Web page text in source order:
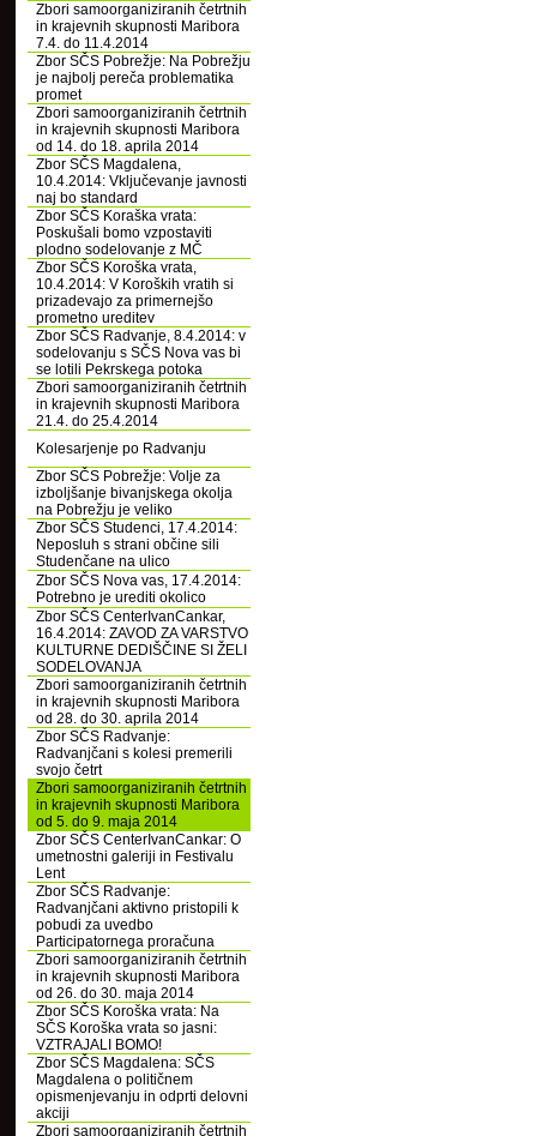
Zbori samoorganiziranih četrtnih
in krajevnih skupnosti Maribora
7.4. do 11.4.2014
Zbor SČS Pobrežje: Na Pobrežju
je najbolj pereča problematika
promet
Zbori samoorganiziranih četrtnih
in krajevnih skupnosti Maribora
od 14. do 18. aprila 2014
Zbor SČS Magdalena,
10.4.2014: Vključevanje javnosti
naj bo standard
Zbor SČS Koraška vrata:
Poskušali bomo vzpostaviti
plodno sodelovanje z MČ
Zbor SČS Koroška vrata,
10.4.2014: V Koroških vratih si
prizadevajo za primernejšo
prometno ureditev
Zbor SČS Radvanje, 8.4.2014: v
sodelovanju s SČS Nova vas bi
se lotili Pekrskega potoka
Zbori samoorganiziranih četrtnih
in krajevnih skupnosti Maribora
21.4. do 25.4.2014
Kolesarjenje po Radvanju
Zbor SČS Pobrežje: Volje za
izboljšanje bivanjskega okolja
na Pobrežju je veliko
Zbor SČS Studenci, 17.4.2014:
Neposluh s strani občine sili
Studenčane na ulico
Zbor SČS Nova vas, 17.4.2014:
Potrebno je urediti okolico
Zbor SČS CenterIvanCankar,
16.4.2014: ZAVOD ZA VARSTVO
KULTURNE DEDIŠČINE SI ŽELI
SODELOVANJA
Zbori samoorganiziranih četrtnih
in krajevnih skupnosti Maribora
od 28. do 30. aprila 2014
Zbor SČS Radvanje:
Radvanjčani s kolesi premerili
svojo četrt
Zbori samoorganiziranih četrtnih
in krajevnih skupnosti Maribora
od 5. do 9. maja 2014
Zbor SČS CenterIvanCankar: O
umetnostni galeriji in Festivalu
Lent
Zbor SČS Radvanje:
Radvanjčani aktivno pristopili k
pobudi za uvedbo
Participatornega proračuna
Zbori samoorganiziranih četrtnih
in krajevnih skupnosti Maribora
od 26. do 30. maja 2014
Zbor SČS Koroška vrata: Na
SČS Koroška vrata so jasni:
VZTRAJALI BOMO!
Zbor SČS Magdalena: SČS
Magdalena o političnem
opismenjevanju in odprti delovni
akciji
Zbori samoorganiziranih četrtnih